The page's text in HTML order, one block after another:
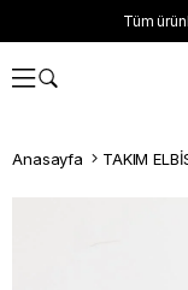
Tüm
Anasayfa TAKIM